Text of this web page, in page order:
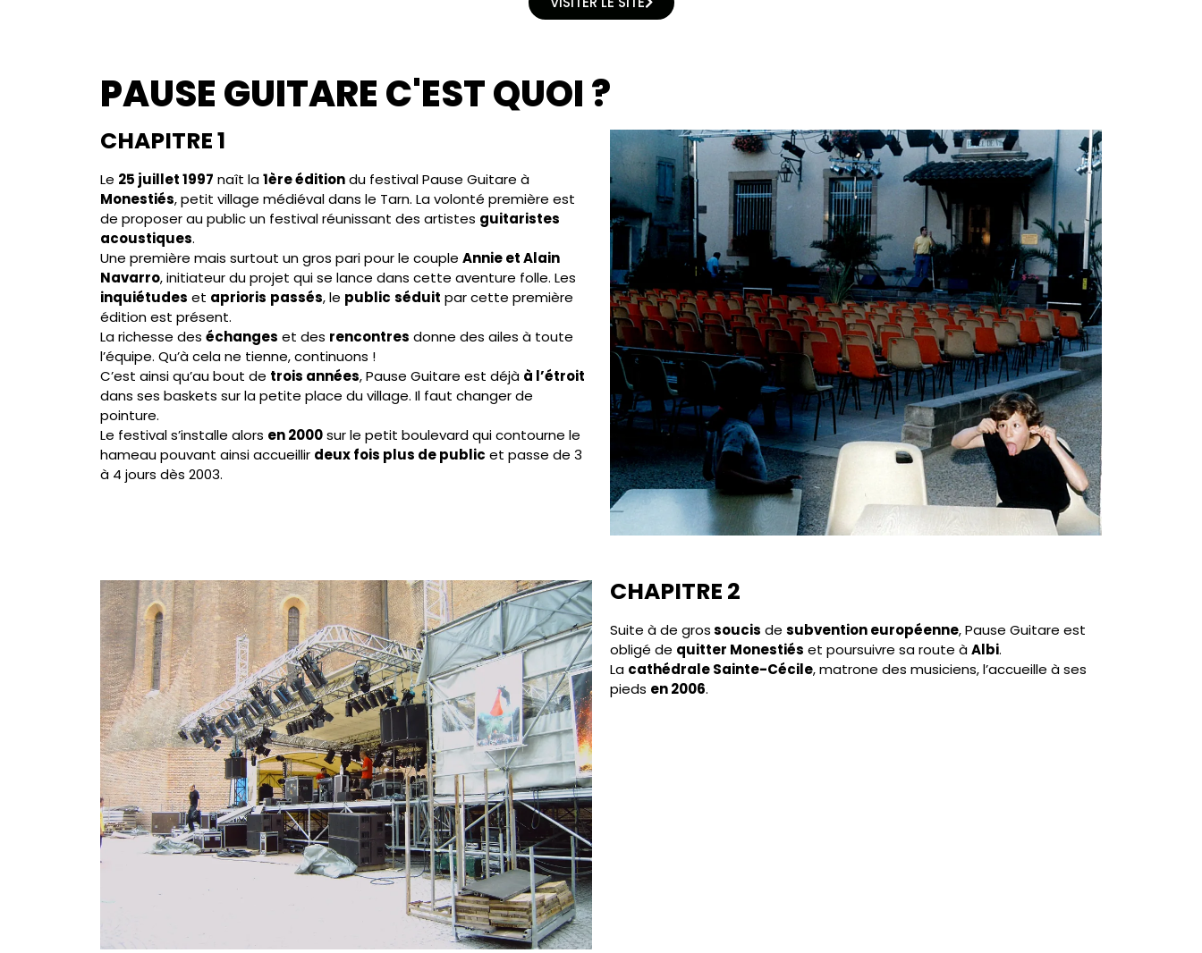
PAUSE GUITARE C'EST QUOI ?
CHAPITRE 1
Le 25 juillet 1997 naît la1ère éditiondu festival Pause Guitare à
Monestiés, petit village médiéval dans le Tarn. La volonté première est
de proposer au public un festival réunissant des artistes guitaristes
acoustiques.
Une première mais surtout un gros pari pour le couple Annie et Alain
Navarro, initiateur du projet qui se lance dans cette aventure folle. Les
inquiétudes et aprioris passés, le public séduit par cette première
édition est présent.
La richesse des échanges et des rencontres donne des ailes à toute
l’équipe. Qu’à cela ne tienne, continuons !
C’est ainsi qu’au bout de trois années, Pause Guitare est déjà à l’étroit
dans ses baskets sur la petite place du village. Il faut changer de
pointure.
Le festival s’installe alors en 2000sur le petit boulevard qui contourne le
hameau pouvant ainsi accueillir deux fois plus de public et passe de 3
à 4 jours dès 2003.
CHAPITRE 2
Suite à de grossoucis de subvention européenne, Pause Guitare est
obligé de quitter Monestiés et poursuivre sa route àAlbi.
La cathédrale Sainte-Cécile, matrone des musiciens, l’accueille à ses
pieds en 2006.